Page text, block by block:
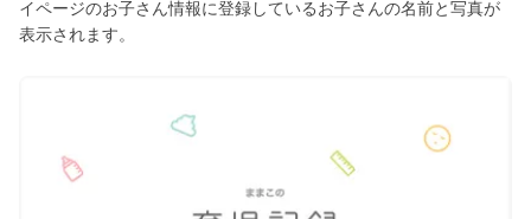
イページのお子さん情報に登録しているお子さんの名前と写真が
表示されます。